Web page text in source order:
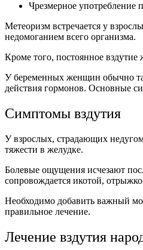
Чрезмерное употребление
Метеоризм встречается у
недомоганием всего организма.
Кроме того, постоянное
У беременных женщин обычно
действия гормонов. Основные
Симптомы вздутия
У взрослых, страдающих
тяжести в желудке.
Болевые ощущения исчезают
сопровождается икотой,
Необходимо добавить важный
правильное лечение.
Лечение вздутия